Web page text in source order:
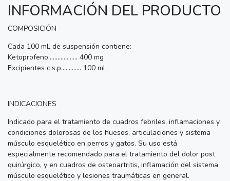
INFORMACIÓN DEL PRODUCTO
COMPOSICIÓN
Cada 100 mL de suspensión contiene:
Ketoprofeno................... 400 mg
Excipientes c.s.p............. 100 mL
INDICACIONES
Indicado para el tratamiento de cuadros febriles, inflamaciones y
condiciones dolorosas de los huesos, articulaciones y sistema
músculo esquelético en perros y gatos. Su uso está
especialmente recomendado para el tratamiento del dolor post
quirúrgico, y en cuadros de osteoartritis, inflamación del sistema
músculo esquelético y lesiones traumáticas en general.